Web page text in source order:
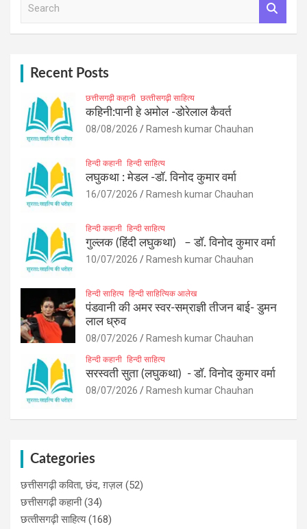
Recent Posts
छत्तीसगढ़ी कहानी छत्‍तीसगढ़ी साहित्‍य
कहिनी:पानी हे अमोल -डोरेलाल कैवर्त
08/08/2026 Ramesh kumar Chauhan
हिन्दी कहानी हिन्दी साहित्य
लघुकथा : मेडल -डॉ. विनोद कुमार वर्मा
16/07/2026 Ramesh kumar Chauhan
हिन्दी कहानी हिन्दी साहित्य
गुल्लक (हिंदी लघुकथा) – डॉ. विनोद कुमार वर्मा
10/07/2026 Ramesh kumar Chauhan
हिन्दी साहित्य हिन्दी साहित्यिक आलेख
पंडवानी की अमर स्वर-सम्राज्ञी तीजन बाई- डुमन
लाल ध्रुव
08/07/2026 Ramesh kumar Chauhan
हिन्दी कहानी हिन्दी साहित्य
सरस्वती सुता (लघुकथा) ​- डॉ. विनोद कुमार वर्मा
08/07/2026 Ramesh kumar Chauhan
Categories
छत्तीसगढ़ी कविता, छंद, ग़ज़ल (52)
छत्तीसगढ़ी कहानी(34)
छत्‍तीसगढ़ी साहित्‍य(168)